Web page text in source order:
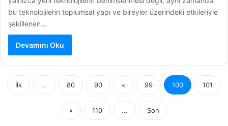
bu teknolojilerin toplumsal yapı ve bireyler üzerindeki etkileriyle
şekillenen…
Devamını Oku
İlk ... 80 90 « 99 100 101
» 110 ... Son